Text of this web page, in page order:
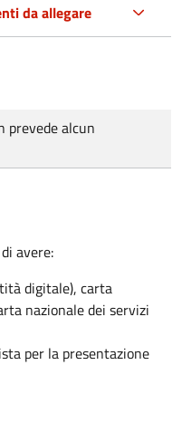
da allegare
prevede alcun
avere:
digitale), carta
nazionale dei servizi
per la presentazione